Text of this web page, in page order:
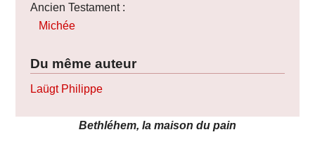
Ancien Testament :
Michée
Du même auteur
Laügt Philippe
Bethléhem, la maison du pain